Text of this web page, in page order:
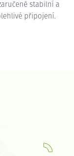
stabilní a
připojení.